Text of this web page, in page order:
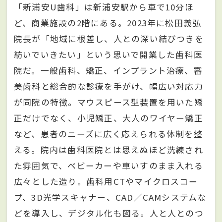
「新浦安U歯科」は新浦安駅から車で10分ほ
ど、商業施設の2階にある。2023年に松田義弘
院長が「地域に根差し、人との深い結びつきを
紡いでいきたい」という思いで開業した歯科医
院だ。一般歯科、矯正、インプラント治療、審
美歯科と総合的な診療を手がけ、幅広い対応力
が同院の特徴。マウスピース型装置を用いた矯
正だけでなく、小児矯正、大人のワイヤー矯正
など、患者のニーズに広く応えられる体制を整
える。院内は歯科医院とは思えぬほど洗練され
た雰囲気で、ベビーカーや車いすのまま入れる
広々とした造り。歯科用CTやマイクロスコー
プ、3D光学スキャナー、CAD／CAMシステムな
どを導入し、デジタル化も図る。人と人とのつ